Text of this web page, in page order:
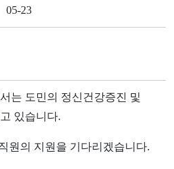
05-23
는 도민의 정신건강증진 및
있습니다.
원의 지원을 기다리겠습니다.